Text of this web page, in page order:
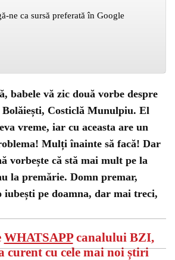
ne ca sursă preferată în Google
babele vă zic două vorbe despre
Costiclă Munulpiu. El
vreme, iar cu aceasta are un
Mulți înainte să facă! Dar
vorbește că stă mai mult pe la
la premărie. Domn premar,
iubești pe doamna, dar mai treci,
WHATSAPPcanalului BZI,
curent cu cele mai noi știri